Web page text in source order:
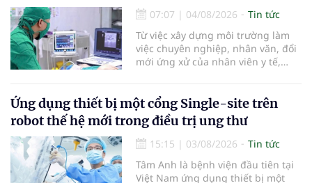
bằng phẫu thuật robot thay vì phải
cắt bỏ toàn bộ quả thận như trước
đây.
07:07 | 04/08/2026
Tin tức
Từ việc xây dựng môi trường làm
việc chuyên nghiệp, nhân văn, đổi
mới ứng xử của nhân viên y tế,
đồng cảm, gắn kết cao giữa thầy
thuốc với bệnh nhân.
Ứng dụng thiết bị một cổng Single-site trên
robot thế hệ mới trong điều trị ung thư
15:15 | 03/08/2026
Tin tức
Tâm Anh là bệnh viện đầu tiên tại
Việt Nam ứng dụng thiết bị một